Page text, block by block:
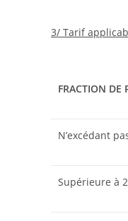
3/ Tarif
FRACTION DE
N’excédant
Supérieure à